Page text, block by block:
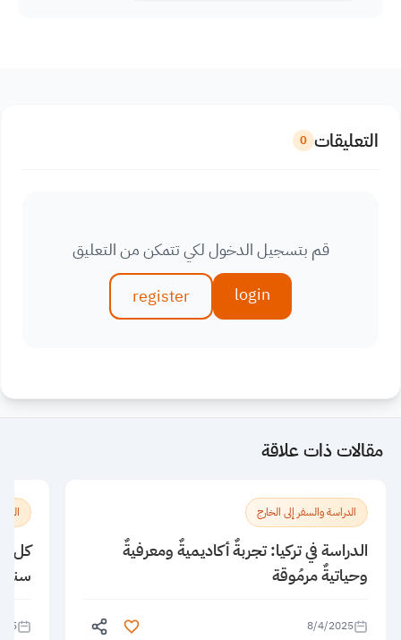
التعليقات 0
قم بتسجيل الدخول لكي تتمكن من التعليق
login
register
مقالات ذات علاقة
الدراسة والسفر إلى الخارج
الدراسة في تركيا: تجربةٌ أكاديميةٌ ومعرفيةٌ
وحياتيةٌ مرمُوقة
8/4/2025
كل